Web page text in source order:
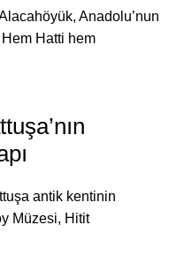
Anadolu’nun
Hatti hem
antik kentinin
Müzesi, Hitit